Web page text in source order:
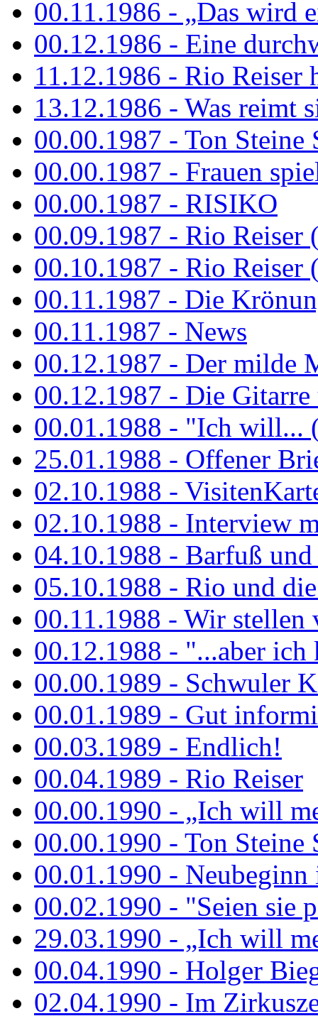
00.11.1986 - „Das wird
00.12.1986 - Eine
11.12.1986 - Rio Reiser
13.12.1986 - Was reimt
00.00.1987 - Ton Steine
00.00.1987 - Frauen
00.00.1987 - RISIKO
00.09.1987 - Rio Reiser
00.10.1987 - Rio Reiser
00.11.1987 - Die
00.11.1987 - News
00.12.1987 - Der milde
00.12.1987 - Die Gitarre
00.01.1988 - "Ich will...
25.01.1988 - Offener
02.10.1988 -
02.10.1988 - Interview
04.10.1988 - Barfuß und
05.10.1988 - Rio und
00.11.1988 - Wir stellen
00.12.1988 - "...aber ich
00.00.1989 - Schwuler
00.01.1989 - Gut
00.03.1989 - Endlich!
00.04.1989 - Rio Reiser
00.00.1990 - „Ich will
00.00.1990 - Ton Steine
00.01.1990 -
00.02.1990 - "Seien sie
29.03.1990 - „Ich will
00.04.1990 - Holger
02.04.1990 - Im